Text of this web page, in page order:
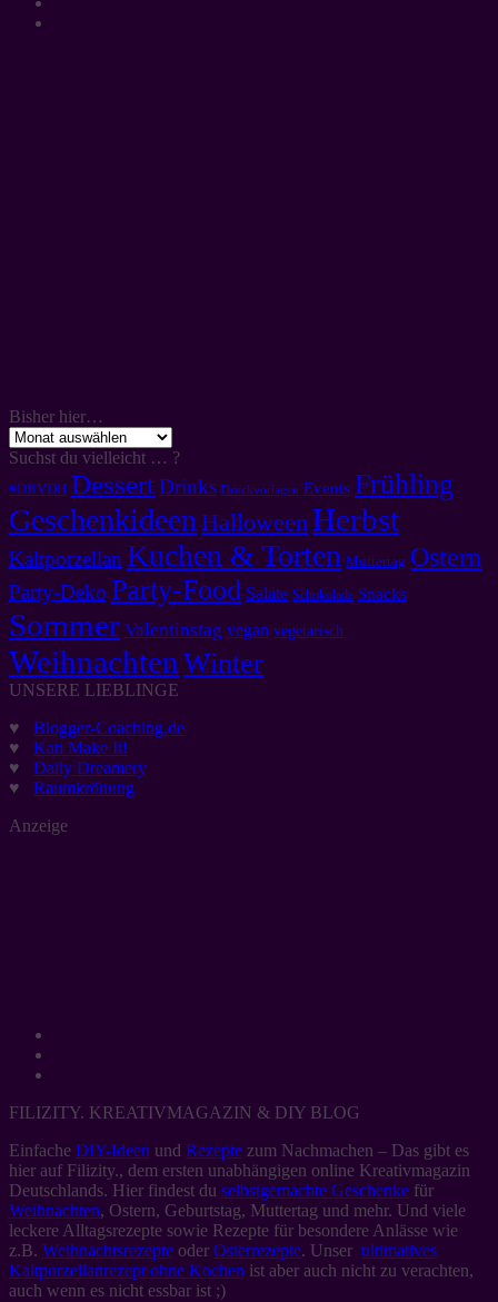
Bisher hier…
Bisher
hier…
Suchst du vielleicht … ?
#DBVDH DessertDrinks Druckvorlagen Events Frühling
GeschenkideenHalloweenHerbst
Kaltporzellan Kuchen & Torten Muttertag Ostern
Party-Deko Party-Food Salate Schokolade Snacks
Sommer Valentinstag vegan vegetarisch
Weihnachten Winter
UNSERE LIEBLINGE
♥ Blogger-Coaching.de
♥ Kati Make It!
♥ Daily Dreamery
♥ Raumkrönung
Anzeige
FILIZITY. KREATIVMAGAZIN & DIY BLOG
Einfache DIY-Ideen und Rezepte zum Nachmachen – Das gibt es
hier auf Filizity., dem ersten unabhängigen online Kreativmagazin
Deutschlands. Hier findest du selbstgemachte Geschenke für
Weihnachten, Ostern, Geburtstag, Muttertag und mehr. Und viele
leckere Alltagsrezepte sowie Rezepte für besondere Anlässe wie
z.B. Weihnachtsrezepte oder Osterrezepte. Unser ultimatives
Kaltporzellanrezept ohne Kochen ist aber auch nicht zu verachten,
auch wenn es nicht essbar ist ;)